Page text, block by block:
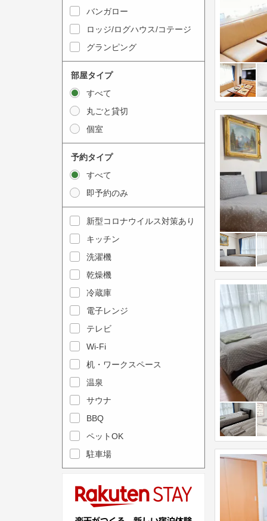
t
e
a
c
t
w
i
t
h
c
a
l
n
d
a
r
a
n
s
e
l
c
t
o
n
t
e
r
a
c
w
i
t
h
t
h
c
a
l
e
n
d
r
a
n
s
e
e
バンガロー
ロッジ/ログハウス/コテージ
グランピング
部屋タイプ
すべて
丸ごと貸切
個室
予約タイプ
すべて
即予約のみ
新型コロナウイルス対策あり
キッチン
洗濯機
乾燥機
冷蔵庫
電子レンジ
テレビ
Wi-Fi
机・ワークスペース
温泉
サウナ
BBQ
ペットOK
駐車場